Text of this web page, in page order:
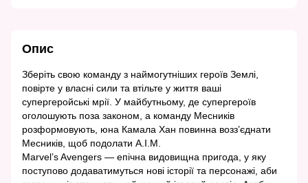
Опис
Зберіть свою команду з наймогутніших героїв Землі,
повірте у власні сили та втільте у життя ваші
супергеройські мрії. У майбутньому, де супергероїв
оголошують поза законом, а команду Месників
розформовують, юна Камала Хан повинна возз’єднати
Месників, щоб подолати А.І.М.
Marvel’s Avengers — епічна видовищна пригода, у яку
поступово додаватимуться нові історії та персонажі, аби